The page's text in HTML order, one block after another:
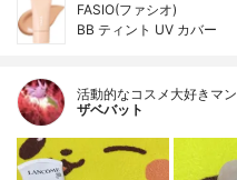
FASIO(ファシオ)
BB ティント UV カバー
活動的なコスメ大好きマン
ザベバット